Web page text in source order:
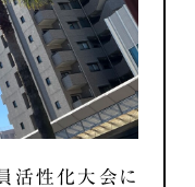
活性化大会に